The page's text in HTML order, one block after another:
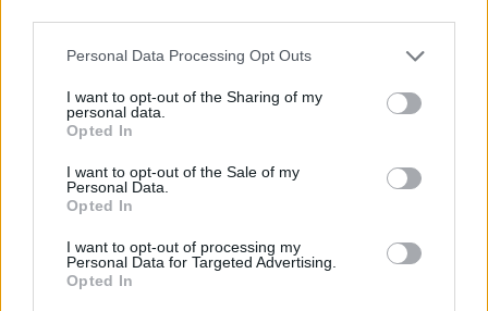
Please note that this website/app uses one or more Google
not limited to your visit or usage behaviour. You may click to
grant or deny consent to Google and its third-party tags to
use your data for below specified purposes in below Google
consent section.
Personal Data Processing Opt Outs
I want to opt-out of the Sharing of my
personal data.
Opted In
I want to opt-out of the Sale of my
Personal Data.
Opted In
I want to opt-out of processing my
Personal Data for Targeted Advertising.
Opted In
KAPCSOLÓDÓ HÍREK
Hírek